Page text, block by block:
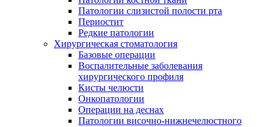
Патологии слизистой полости рта
Периостит
Редкие патологии
Хирургическая стоматология
Базовые операции
Воспалительные заболевания
хирургического профиля
Кисты челюсти
Онкопатологии
Операции на деснах
Патологии височно-нижнечелюстного